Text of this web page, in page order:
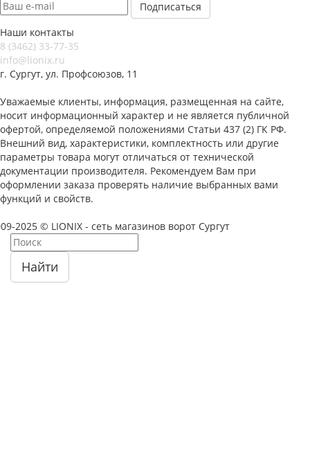
Наши контакты
8 (3462) 33-77-35
info@lionix.ru
г. Сургут, ул. Профсоюзов, 11
Уважаемые клиенты, информация, размещенная на сайте,
носит информационный характер и не является публичной
офертой, определяемой положениями Статьи 437 (2) ГК РФ.
Внешний вид, характеристики, комплектность или другие
параметры товара могут отличаться от технической
документации производителя. Рекомендуем Вам при
оформлении заказа проверять наличие выбранных вами
функций и свойств.
2025 © LIONIX - сеть магазинов ворот Сургут
Найти